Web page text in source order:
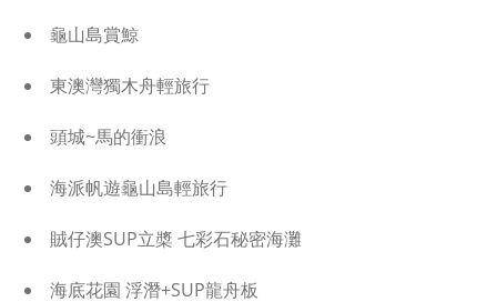
龜山島賞鯨
東澳灣獨木舟輕旅行
頭城~馬的衝浪
海派帆遊龜山島輕旅行
賊仔澳SUP立槳 七彩石秘密海灘
海底花園 浮潛+SUP龍舟板